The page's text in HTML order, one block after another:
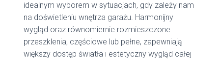
idealnym wyborem w sytuacjach, gdy zależy nam
na doświetleniu wnętrza garażu. Harmonijny
wygląd oraz równomiernie rozmieszczone
przeszklenia, częściowe lub pełne, zapewniają
większy dostęp światła i estetyczny wygląd całej